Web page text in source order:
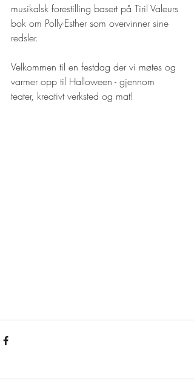
musikalsk forestilling basert på Tiril Valeurs
bok om Polly-Esther som overvinner sine
redsler.
Velkommen til en festdag der vi møtes og
varmer opp til Halloween - gjennom
teater, kreativt verksted og mat!